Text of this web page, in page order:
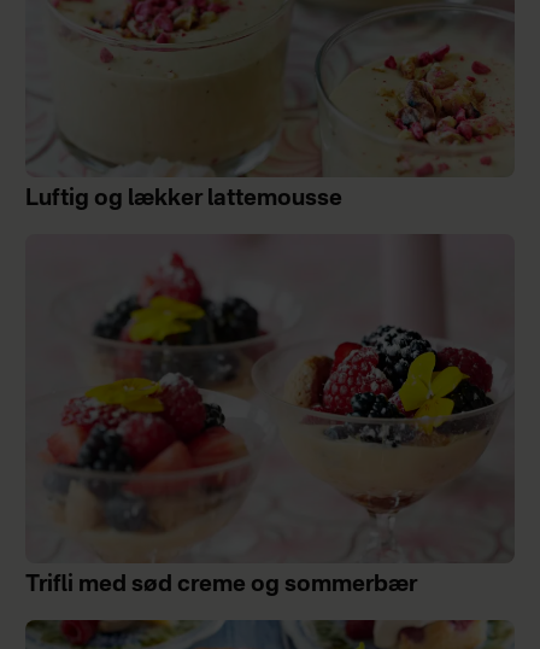
Luftig og lækker lattemousse
Trifli med sød creme og sommerbær